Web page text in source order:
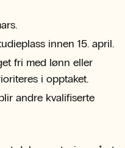
innen 15. april.
fri med lønn eller
i opptaket.
andre kvalifiserte